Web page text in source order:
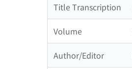
Title Transcription
Volume
Author/Editor